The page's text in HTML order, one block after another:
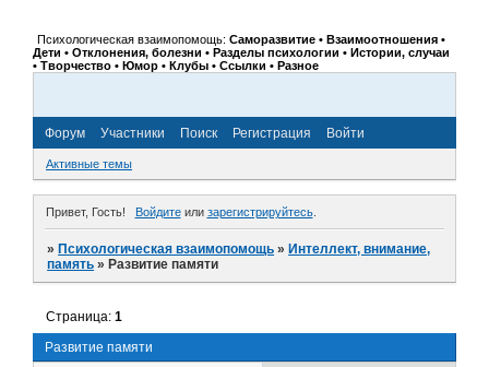
Психологическая взаимопомощь: Саморазвитие • Взаимоотношения •
Дети • Отклонения, болезни • Разделы психологии • Истории, случаи
• Творчество • Юмор • Клубы • Ссылки • Разное
Форум Участники Поиск Регистрация Войти
Активные темы
Привет, Гость! Войдитеили зарегистрируйтесь.
»Психологическая взаимопомощь »Интеллект, внимание,
память »Развитие памяти
Развитие памяти
Страница:1